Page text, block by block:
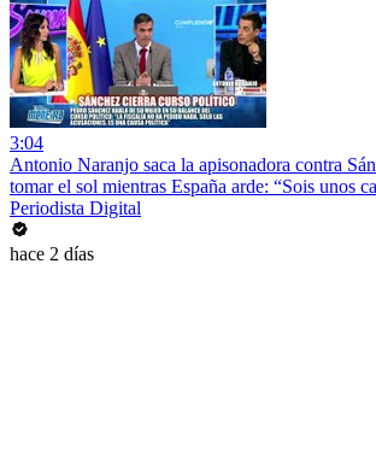
3:04
Antonio Naranjo saca la apisonadora contra
tomar el sol mientras España arde: “Sois unos
Periodista Digital
hace 2 días